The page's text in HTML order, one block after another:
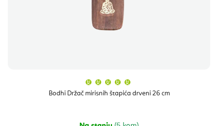
Bodhi Držač mirisnih štapića drveni 26 cm
proizvoda
je
zvjezdica.